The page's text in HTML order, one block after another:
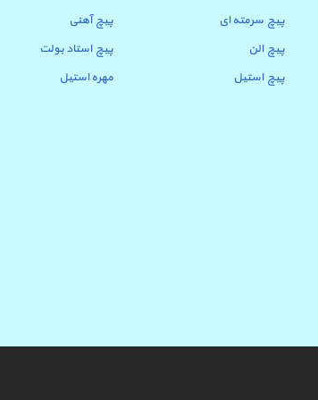
پیچ سرمته ای
پیچ آهنی
پیچ الن
پیچ استاد بولت
پیچ استیل
مهره استیل